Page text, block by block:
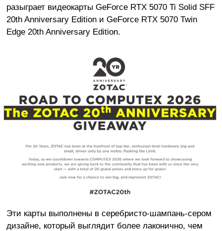
разыграет видеокарты GeForce RTX 5070 Ti Solid SFF
20th Anniversary Edition и GeForce RTX 5070 Twin
Edge 20th Anniversary Edition.
Эти карты выполнены в серебристо-шампань-сером
дизайне, который выглядит более лаконично, чем